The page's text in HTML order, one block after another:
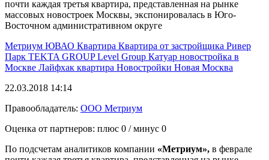
почти каждая третья квартира, представленная на рынке
массовых новостроек Москвы, экспонировалась в Юго-
Восточном административном округе
Метриум ЮВАО Квартира Квартира от застройщика Ривер
Парк TEKTA GROUPLevel Group Катуар новостройка в
Москве Лайфхак квартира Новостройки Новая Москва
22.03.2018 14:14
Правообладатель: ООО Метриум
Оценка от партнеров: плюс 0 / минус 0
По подсчетам аналитиков компании «Метриум», в феврале